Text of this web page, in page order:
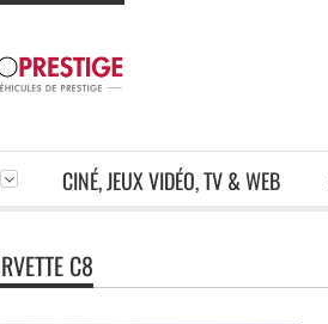
CINÉ, JEUX VIDÉO, TV & WEB
C8